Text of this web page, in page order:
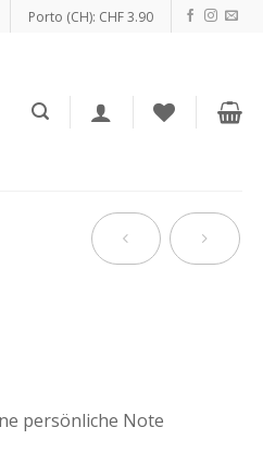
Porto (CH): CHF 3.90
persönliche Note